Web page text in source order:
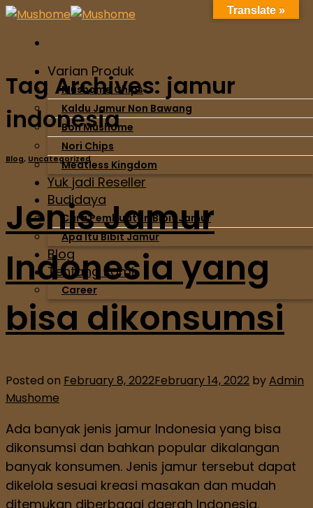
Skip
content
Varian Produk
Mushome Chips
Kaldu Jamur Non Bawang
Bon Mushome
Nori Chips
Meatless Kingdom
Yuk jadi Reseller
Budidaya
Cara Pembuatan Bibit Jamur
Apa Itu Bibit Jamur
Blog
Tentang Kami
Career
Tag Archives: jamur
indonesia
Blog, Uncategorized
Jenis Jamur
Indonesia yang
bisa dikonsumsi
Posted on February 8, 2022February 14, 2022 byAdmin
Mushome
Ada banyak jenis jamur Indonesia yang bisa
dikonsumsi dan bahkan popular dikalangan
banyak konsumen. Jenis jamur tersebut dapat
dikelola sesuai kreasi masakan dan mudah
ditemukan diberbagai daerah Indonesia.
Translate »